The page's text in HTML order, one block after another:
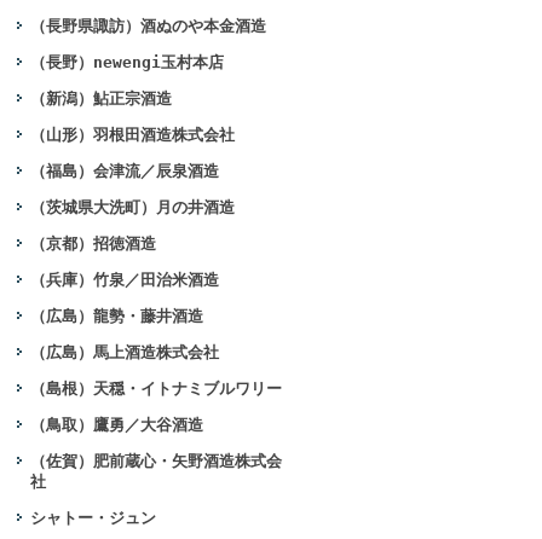
（長野県諏訪）酒ぬのや本金酒造
（長野）newengi玉村本店
（新潟）鮎正宗酒造
（山形）羽根田酒造株式会社
（福島）会津流／辰泉酒造
（茨城県大洗町）月の井酒造
（京都）招徳酒造
（兵庫）竹泉／田治米酒造
（広島）龍勢・藤井酒造
（広島）馬上酒造株式会社
（島根）天穏・イトナミブルワリー
（鳥取）鷹勇／大谷酒造
（佐賀）肥前蔵心・矢野酒造株式会
社
シャトー・ジュン